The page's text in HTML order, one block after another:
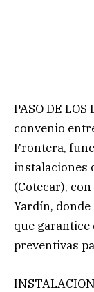
PASO DE
convenio
Frontera,
instalaciones
(Cotecar),
Yardín,
que
preventivas